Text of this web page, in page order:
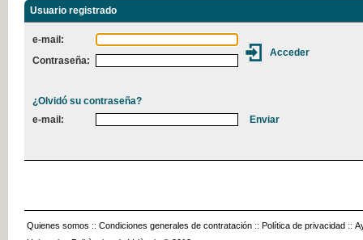
Usuario registrado
e-mail:
Contraseña:
¿Olvidó su contraseña?
e-mail:
Quienes somos :: Condiciones generales de contratación :: Política de privacidad ::